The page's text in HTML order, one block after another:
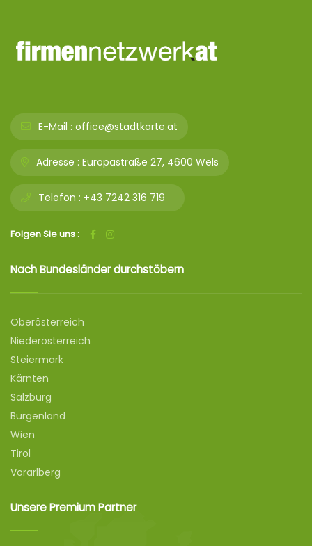
E-Mail : office@stadtkarte.at
Adresse : Europastraße 27, 4600 Wels
Telefon : +43 7242 316 719
Folgen Sie uns :
Nach Bundesländer durchstöbern
Oberösterreich
Niederösterreich
Steiermark
Kärnten
Salzburg
Burgenland
Wien
Tirol
Vorarlberg
Unsere Premium Partner